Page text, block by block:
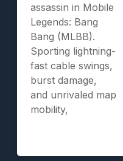
assassin in Mobile
Legends: Bang
Bang (MLBB).
Sporting lightning-
fast cable swings,
burst damage,
and unrivaled map
mobility,